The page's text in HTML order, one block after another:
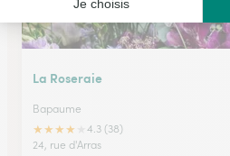
La Roseraie
Bapaume
★★★★
4.3 (38)
24, rue d'Arras